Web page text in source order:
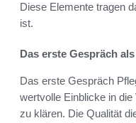
Diese Elemente tragen
ist.
Das erste Gespräch
Das erste Gespräch
wertvolle Einblicke in
zu klären. Die Qualität